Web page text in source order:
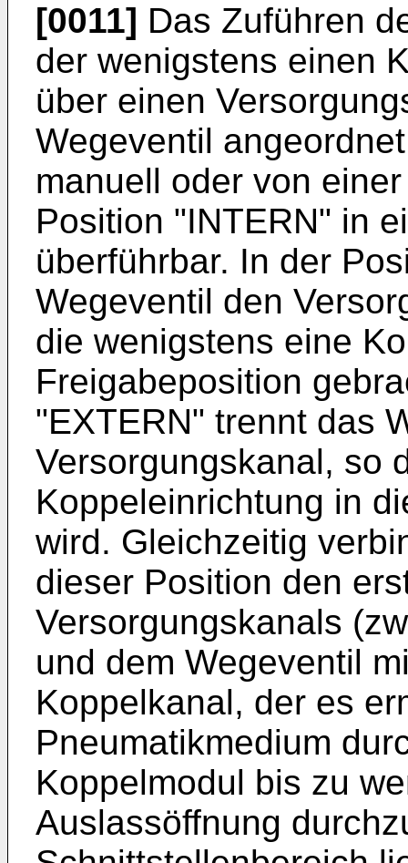
[0011] Das Zuführen
der wenigstens einen
über einen
Wegeventil
manuell oder von
Position "INTERN" in
überführbar. In der
Wegeventil den
die wenigstens eine
Freigabeposition
"EXTERN" trennt das
Versorgungskanal, so
Koppeleinrichtung in
wird. Gleichzeitig
dieser Position den
Versorgungskanals
und dem Wegeventil
Koppelkanal, der es
Pneumatikmedium
Koppelmodul bis zu
Auslassöffnung